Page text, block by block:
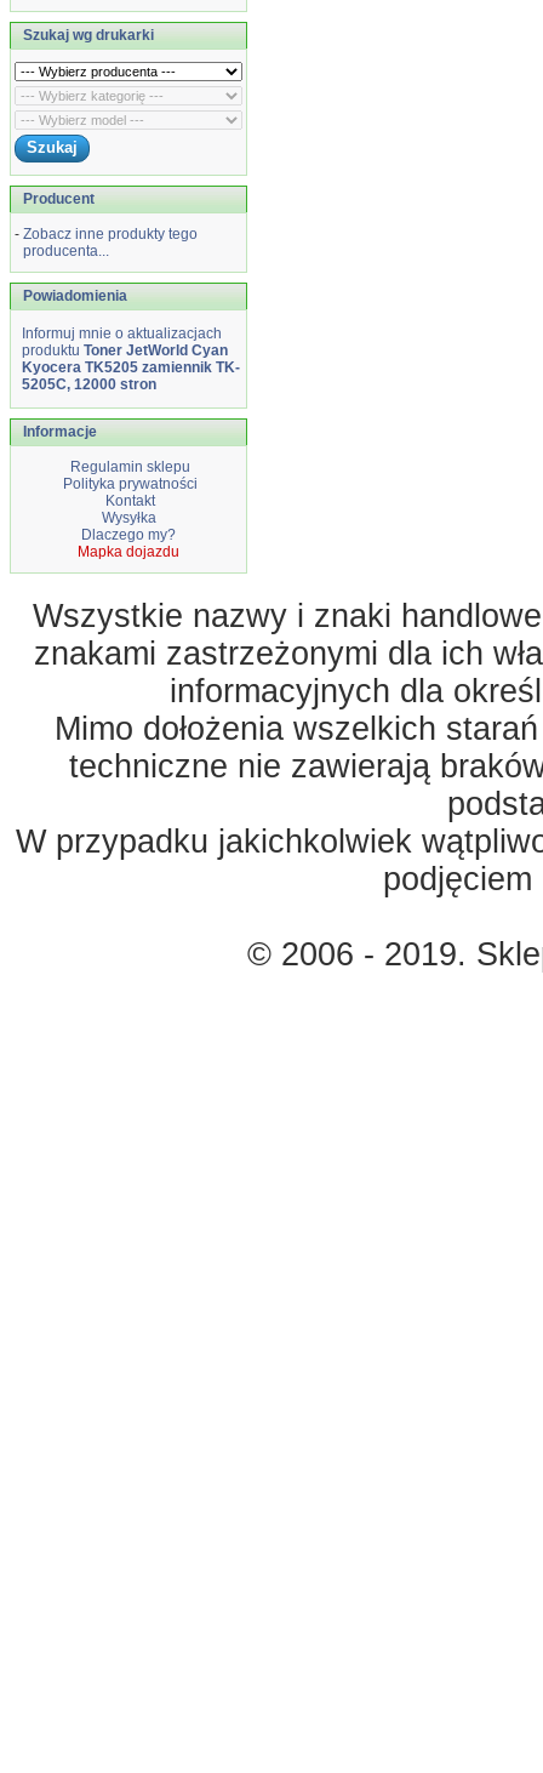
Szukaj wg drukarki
Producent
- Zobacz inne produkty tego
producenta...
Powiadomienia
Informuj mnie o aktualizacjach
produktu Toner JetWorld Cyan
Kyocera TK5205 zamiennik TK-
5205C, 12000 stron
Informacje
Regulamin sklepu
Polityka prywatności
Kontakt
Wysyłka
Dlaczego my?
Mapka dojazdu
Wszystkie nazwy i znaki
znakami zastrzeżonymi dla ich
informacyjnych dla
Mimo dołożenia wszelkich
techniczne nie zawierają
W przypadku jakichkolwiek
© 2006 - 2019.